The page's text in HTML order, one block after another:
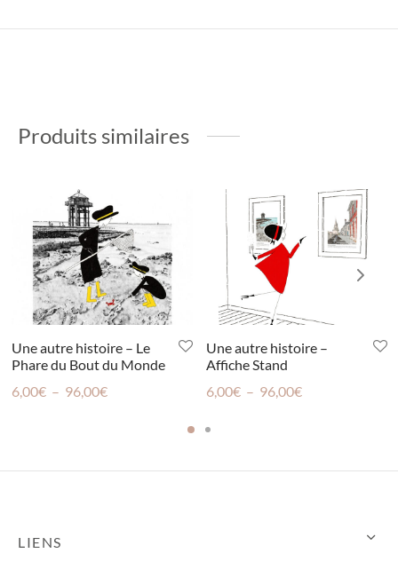
Produits similaires
Une autre histoire – Le
Phare du Bout du Monde
6,00€ – 96,00€Plage
à
Une autre histoire –
Affiche Stand
6,00€ – 96,00€Plage
à
LIENS